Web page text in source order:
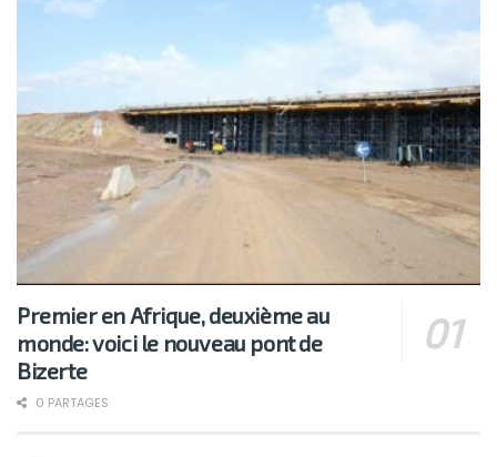
Premier en Afrique, deuxième au
monde: voici le nouveau pont de
Bizerte
0 PARTAGES